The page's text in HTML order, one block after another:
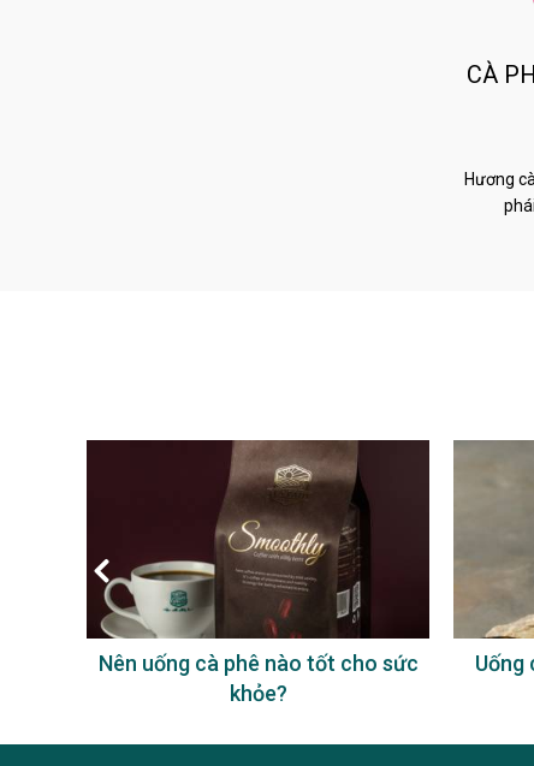
CÀ
Hương
Nên uống cà phê nào tốt cho sức
khỏe?
Uống